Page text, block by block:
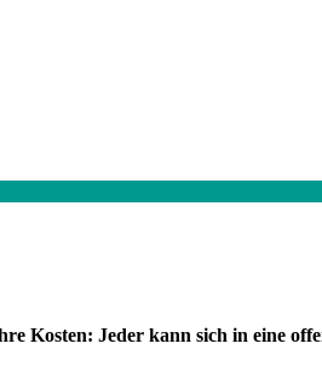
Kosten: Jeder kann sich in eine